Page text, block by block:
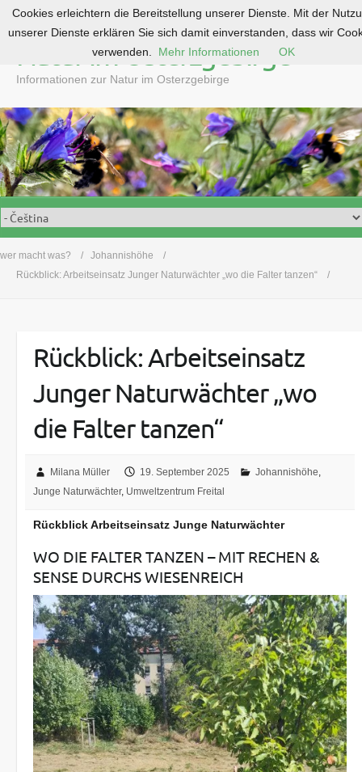
o
c
o
n
t
e
n
Natur im Osterzgebirge
Informationen zur Natur im Osterzgebirge
wer macht was?
Johannishöhe
Rückblick: Arbeitseinsatz Junger Naturwächter „wo die Falter tanzen“
Rückblick: Arbeitseinsatz
Junger Naturwächter „wo
die Falter tanzen“
Milana Müller 19. September 2025 Johannishöhe,
Junge Naturwächter, Umweltzentrum Freital
Rückblick Arbeitseinsatz Junge Naturwächter
WO DIE FALTER TANZEN – MIT RECHEN &
SENSE DURCHS WIESENREICH
Cookies erleichtern die Bereitstellung unserer Dienste. Mit der
unserer Dienste erklären Sie sich damit einverstanden, dass wir
verwenden.
Mehr Informationen OK